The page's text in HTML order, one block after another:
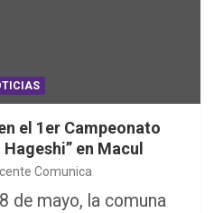
el 1er Campeonato
en Macul
Comunica
de mayo, la comuna